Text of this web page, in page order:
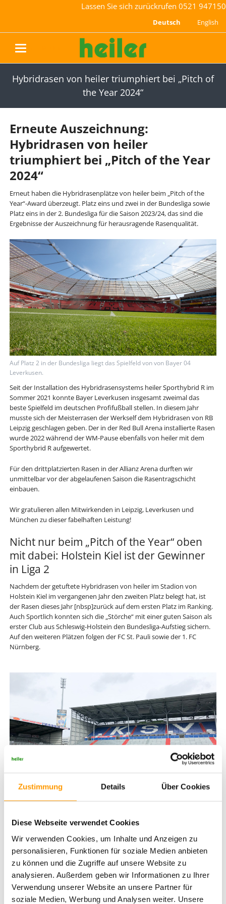
Zustimmung Details Über Cookies
Diese Webseite verwendet Cookies
Wir verwenden Cookies, um Inhalte und Anzeigen zu
personalisieren, Funktionen für soziale Medien anbieten
zu können und die Zugriffe auf unsere Website zu
analysieren. Außerdem geben wir Informationen zu Ihrer
Verwendung unserer Website an unsere Partner für
soziale Medien, Werbung und Analysen weiter. Unsere
Lassen Sie sich zurückrufen 0521 947150
Deutsch English
Hybridrasen von heiler triumphiert bei „Pitch of
the Year 2024“
Erneute Auszeichnung:
Hybridrasen von heiler
triumphiert bei „Pitch of the Year
2024“
Erneut haben die Hybridrasenplätze von heiler beim „Pitch of the
Year“-Award überzeugt. Platz eins und zwei in der Bundesliga sowie
Platz eins in der 2. Bundesliga für die Saison 2023/24, das sind die
Ergebnisse der Auszeichnung für herausragende Rasenqualität.
Auf Platz 2 in der Bundesliga liegt das Spielfeld von von Bayer 04
Leverkusen.
Seit der Installation des Hybridrasensystems heiler Sporthybrid R im
Sommer 2021 konnte Bayer Leverkusen insgesamt zweimal das
beste Spielfeld im deutschen Profifußball stellen. In diesem Jahr
musste sich der Meisterrasen der Werkself dem Hybridrasen von RB
Leipzig geschlagen geben. Der in der Red Bull Arena installierte Rasen
wurde 2022 während der WM-Pause ebenfalls von heiler mit dem
Sporthybrid R aufgewertet.
Für den drittplatzierten Rasen in der Allianz Arena durften wir
unmittelbar vor der abgelaufenen Saison die Rasentragschicht
einbauen.
Wir gratulieren allen Mitwirkenden in Leipzig, Leverkusen und
München zu dieser fabelhaften Leistung!
Nicht nur beim „Pitch of the Year“ oben
mit dabei: Holstein Kiel ist der Gewinner
in Liga 2
Nachdem der getuftete Hybridrasen von heiler im Stadion von
Holstein Kiel im vergangenen Jahr den zweiten Platz belegt hat, ist
der Rasen dieses Jahr [nbsp]zurück auf dem ersten Platz im Ranking.
Auch Sportlich konnten sich die „Störche“ mit einer guten Saison als
erster Club aus Schleswig-Holstein den Bundesliga-Aufstieg sichern.
Auf den weiteren Plätzen folgen der FC St. Pauli sowie der 1. FC
Nürnberg.
Das gesamte Ranking der Saison 2023/24 im Überblick:
Bundesliga
RB Leipzig – Red Bull Arena
Bayer 04 Leverkusen – BayArena
FC Bayern München – Allianz Arena